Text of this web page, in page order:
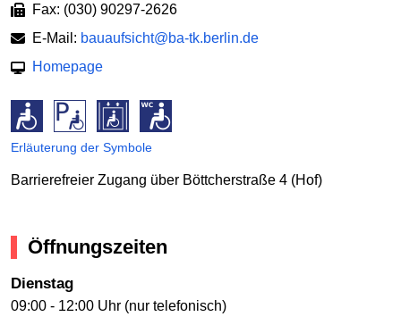
Fax: (030) 90297-2626
E-Mail: bauaufsicht@ba-tk.berlin.de
Homepage
Erläuterung der Symbole
Barrierefreier Zugang über Böttcherstraße 4 (Hof)
Öffnungszeiten
Dienstag
09:00 - 12:00 Uhr (nur telefonisch)